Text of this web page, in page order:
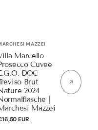
MAZZEI
Marcello
Cuvee
DOC
Brut
2024
|
Mazzei
EUR